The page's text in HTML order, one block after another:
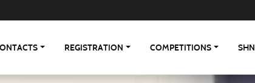
REGISTRATION COMPETITIONS